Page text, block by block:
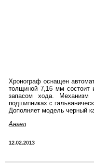
Хронограф оснащен
толщиной 7,16 мм состоит
запасом хода. Механизм
подшипниках с
Дополняет модель черный
Ангел
12.02.2013